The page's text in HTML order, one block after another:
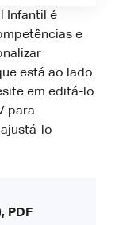
Infantil é
e
está ao lado
em editá-lo
para
lo
PDF